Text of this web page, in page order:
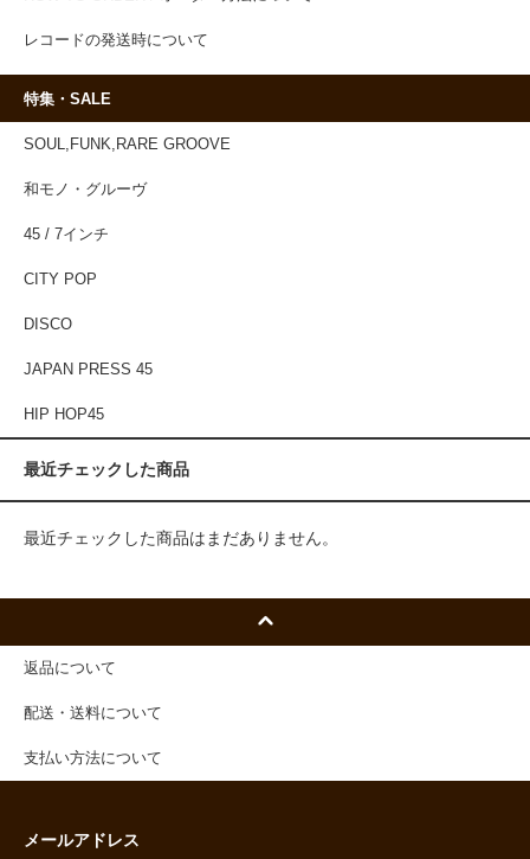
レコードの発送時について
特集・SALE
SOUL,FUNK,RARE GROOVE
和モノ・グルーヴ
45 / 7インチ
CITY POP
DISCO
JAPAN PRESS 45
HIP HOP45
最近チェックした商品
最近チェックした商品はまだありません。
返品について
配送・送料について
支払い方法について
メールアドレス